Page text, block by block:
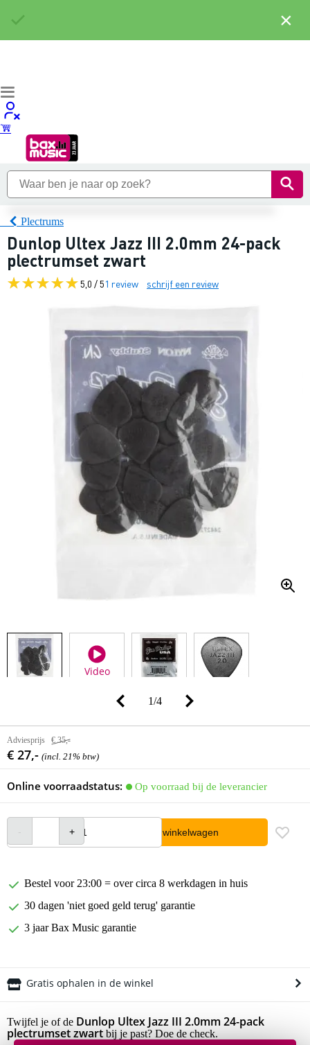
Plectrums
Dunlop Ultex Jazz III 2.0mm 24-pack
plectrumset zwart
5,0 / 51 review schrijf een review
Video
1/4
Adviesprijs € 35,-
€ 27,- (incl. 21% btw)
Online voorraadstatus: Op voorraad bij de leverancier
In winkelwagen
Bestel voor 23:00 = over circa 8 werkdagen in huis
30 dagen 'niet goed geld terug' garantie
3 jaar Bax Music garantie
Gratis ophalen in de winkel
Twijfel je of de Dunlop Ultex Jazz III 2.0mm 24-pack
plectrumset zwart bij je past? Doe de check.
×